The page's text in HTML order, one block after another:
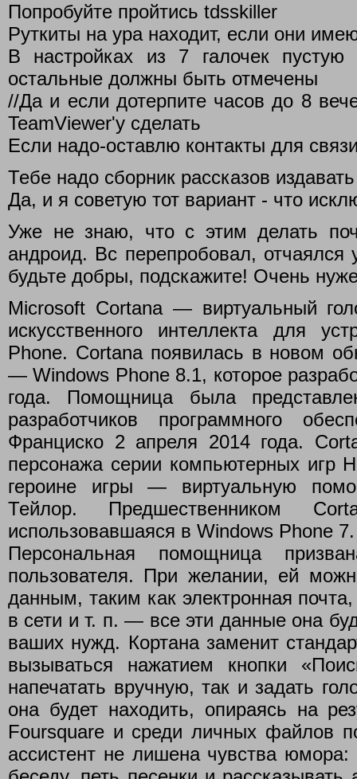
Попробуйте пройтись tdsskiller
Руткиты на ура находит, если они
В настройках из 7 галочек пустую
остальные должны быть отмечены
//Да и если дотерпите часов до 8
TeamViewer'у сделать
Если надо-оставлю контакты для
Тебе надо сборник рассказов издавать
Да, и я советую тот вариант - что
Уже не знаю, что с этим делать
андроид. Вс перепробовал,
будьте добры, подскажите! Очень
Microsoft Cortana — виртуальный
искусственного интеллекта для
Phone. Cortana появилась в новом
— Windows Phone 8.1, которое
года. Помощница была
разработчиков программного
Франциско 2 апреля 2014 года.
персонажа серии компьютерных игр
героине игры — виртуальную
Тейлор. Предшественником
использовавшаяся в Windows Phone 7.
Персональная помощница
пользователя. При желании, ей
данным, таким как электронная
в сети и т. п. — все эти данные она
ваших нужд. Кортана заменит
вызываться нажатием кнопки
напечатать вручную, так и задать
она будет находить, опираясь на
Foursquare и среди личных файлов
ассистент не лишена чувства